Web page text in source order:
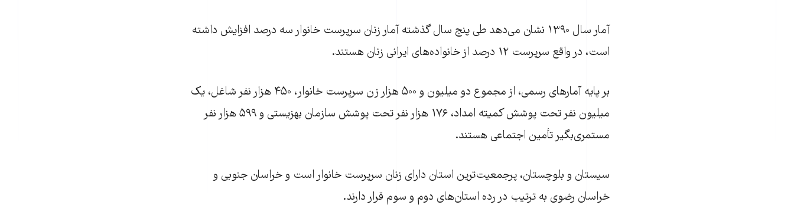
آمار سال ۱۳۹۰ نشان می‌دهد طی پنج سال گذشته آمار زنان سرپرست خانوار سه درصد افزایش داشته
است، در واقع سرپرست ۱۲ درصد از خانواده‌های ایرانی زنان هستند.
بر پایه آمارهای رسمی، از مجموع دو میلیون‌ و ۵۰۰ هزار زن سرپرست خانوار، ۴۵۰ هزار نفر شاغل، یک
‌میلیون ‌نفر تحت پوشش کمیته امداد، ۱۷۶ هزار‌ نفر تحت پوشش سازمان بهزیستی و ۵۹۹ هزار نفر
مستمری‌بگیر تأمین‌ اجتماعی هستند.
سیستان‌ و بلوچستان، پرجمعیت‌ترین استان دارای زنان سرپرست خانوار است و خراسان‌ جنوبی و
خراسان ‌رضوی به ترتیب در رده استان‌های دوم و سوم قرار دارند.